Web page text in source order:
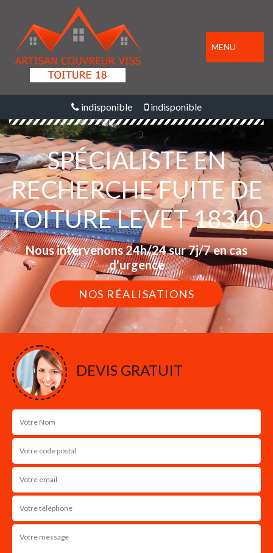
MENU
indisponible indisponible
SPÉCIALISTE EN
RECHERCHE FUITE DE
TOITURE LEVET 18340
Nous intervenons 24h/24 sur 7j/7 en cas
d'urgence
NOS RÉALISATIONS
DEVIS GRATUIT